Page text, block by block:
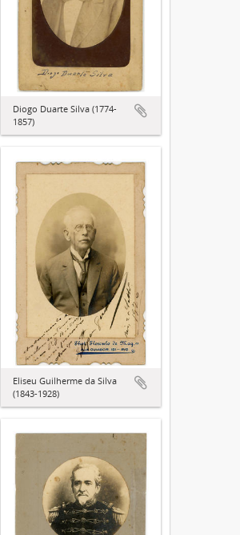
Diogo Duarte Silva (1774-
1857)
Eliseu Guilherme da Silva
(1843-1928)